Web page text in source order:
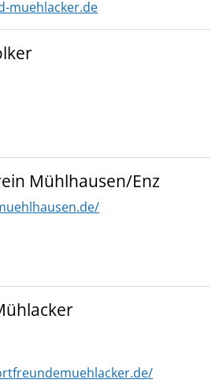
muehlacker.de
Mühlhausen/Enz